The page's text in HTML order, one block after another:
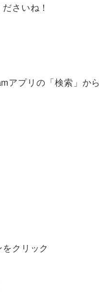
さいね！
アプリの「検索」から
クリック